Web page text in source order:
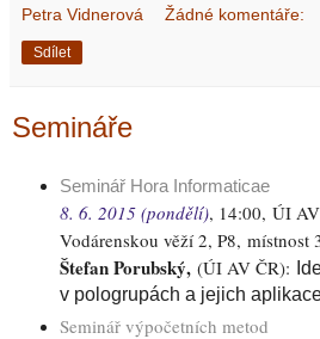
Petra Vidnerová Žádné komentáře:
Sdílet
Semináře
Seminář Hora Informaticae
8. 6. 2015 (pondělí), 14:00, ÚI
Vodárenskou věží 2, P8, místnost
Štefan Porubský, (ÚI AV ČR):
v pologrupách a jejich
Seminář výpočetních metod